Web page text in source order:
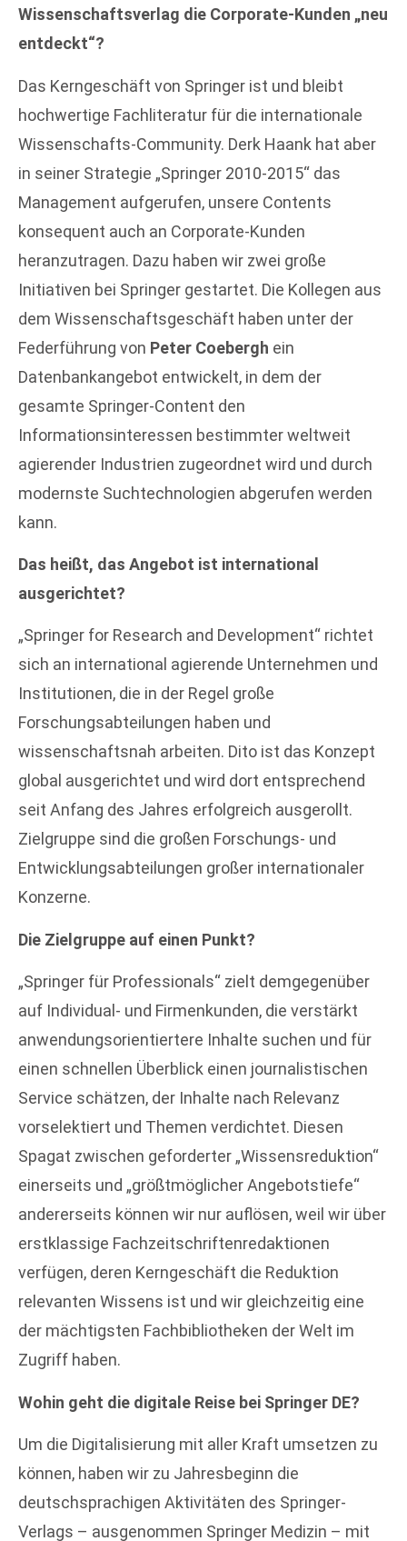
Wissenschaftsverlag die Corporate-Kunden „neu
entdeckt“?
Das Kerngeschäft von Springer ist und bleibt
hochwertige Fachliteratur für die internationale
Wissenschafts-Community. Derk Haank hat aber
in seiner Strategie „Springer 2010-2015“ das
Management aufgerufen, unsere Contents
konsequent auch an Corporate-Kunden
heranzutragen. Dazu haben wir zwei große
Initiativen bei Springer gestartet. Die Kollegen aus
dem Wissenschaftsgeschäft haben unter der
Federführung von Peter Coebergh ein
Datenbankangebot entwickelt, in dem der
gesamte Springer-Content den
Informationsinteressen bestimmter weltweit
agierender Industrien zugeordnet wird und durch
modernste Suchtechnologien abgerufen werden
kann.
Das heißt, das Angebot ist international
ausgerichtet?
„Springer for Research and Development“ richtet
sich an international agierende Unternehmen und
Institutionen, die in der Regel große
Forschungsabteilungen haben und
wissenschaftsnah arbeiten. Dito ist das Konzept
global ausgerichtet und wird dort entsprechend
seit Anfang des Jahres erfolgreich ausgerollt.
Zielgruppe sind die großen Forschungs- und
Entwicklungsabteilungen großer internationaler
Konzerne.
Die Zielgruppe auf einen Punkt?
„Springer für Professionals“ zielt demgegenüber
auf Individual- und Firmenkunden, die verstärkt
anwendungsorientiertere Inhalte suchen und für
einen schnellen Überblick einen journalistischen
Service schätzen, der Inhalte nach Relevanz
vorselektiert und Themen verdichtet. Diesen
Spagat zwischen geforderter „Wissensreduktion“
einerseits und „größtmöglicher Angebotstiefe“
andererseits können wir nur auflösen, weil wir über
erstklassige Fachzeitschriftenredaktionen
verfügen, deren Kerngeschäft die Reduktion
relevanten Wissens ist und wir gleichzeitig eine
der mächtigsten Fachbibliotheken der Welt im
Zugriff haben.
Wohin geht die digitale Reise bei Springer DE?
Um die Digitalisierung mit aller Kraft umsetzen zu
können, haben wir zu Jahresbeginn die
deutschsprachigen Aktivitäten des Springer-
Verlags – ausgenommen Springer Medizin – mit